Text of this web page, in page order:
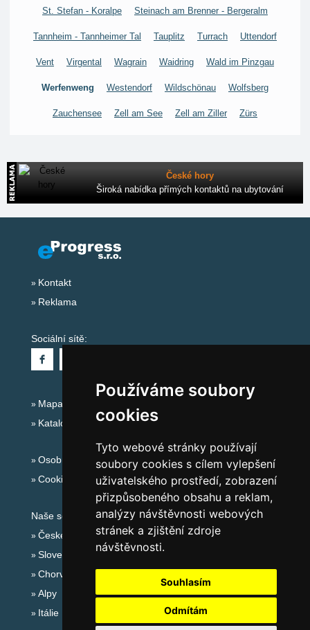
Používáme soubory
cookies
Tyto webové stránky používají
soubory cookies s cílem vylepšení
uživatelského prostředí, zobrazení
přizpůsobeného obsahu a reklam,
analýzy návštěvnosti webových
stránek a zjištění zdroje
návštěvnosti.
Souhlasím
Odmítám
St. Stefan - Koralpe Steinach am Brenner - Bergeralm
Tannheim - Tannheimer Tal Tauplitz Turrach Uttendorf
Vent Virgental Wagrain Waidring Wald im Pinzgau
Werfenweng Westendorf Wildschönau Wolfsberg
Zauchensee Zell am See Zell am Ziller Zürs
České hory
Široká nabídka přímých kontaktů na ubytování
Kontakt
Reklama
Sociální sítě:
Mapa serveru Alpy - Rakousko
Katalog ubytování
Osobní údaje
Cookies
Naše servery:
České hory
Slovenské hory
Chorvatsko
Alpy
Itálie